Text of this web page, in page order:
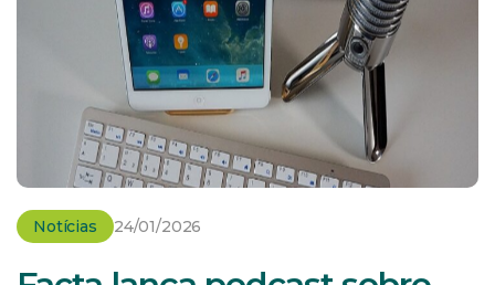
Notícias 24/01/2026